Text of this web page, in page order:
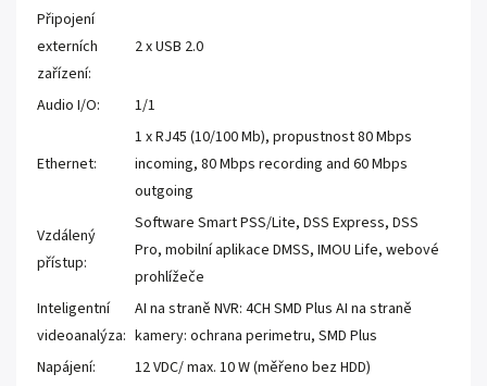
Připojení
externích
zařízení:
2 x USB 2.0
Audio I/O: 1/1
Ethernet:
1 x RJ45 (10/100 Mb), propustnost 80 Mbps
incoming, 80 Mbps recording and 60 Mbps
outgoing
Vzdálený
přístup:
Software Smart PSS/Lite, DSS Express, DSS
Pro, mobilní aplikace DMSS, IMOU Life, webové
prohlížeče
Inteligentní
videoanalýza:
AI na straně NVR: 4CH SMD Plus AI na straně
kamery: ochrana perimetru, SMD Plus
Napájení:
12 VDC/ max. 10 W (měřeno bez HDD)